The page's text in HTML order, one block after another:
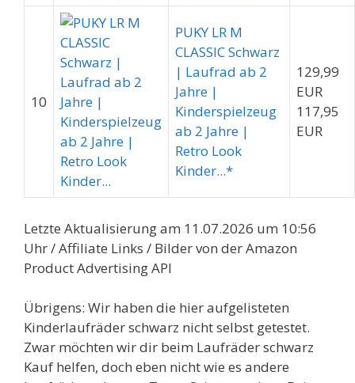
10
PUKY LR M
CLASSIC Schwarz
| Laufrad ab 2
Jahre |
Kinderspielzeug
ab 2 Jahre |
Retro Look
Kinder...*
129,99
EUR
117,95
EUR
Letzte Aktualisierung am 11.07.2026 um 10:56
Uhr / Affiliate Links / Bilder von der Amazon
Product Advertising API
Übrigens: Wir haben die hier aufgelisteten
Kinderlaufräder schwarz nicht selbst getestet.
Zwar möchten wir dir beim Laufräder schwarz
Kauf helfen, doch eben nicht wie es andere